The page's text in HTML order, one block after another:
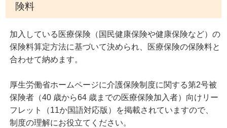
険料
加入している医療保険（国民健康保険や健康保険など）の
保険料算定方法に基づいて決められ、医療保険の保険料と
合わせて納めます。
厚生労働省ホームページに介護保険制度に関する第2号被
保険者（40 歳から64 歳までの医療保険加入者）向けリー
フレット（11か国語対応版）を掲載されていますので、
制度の理解にお役立てください。